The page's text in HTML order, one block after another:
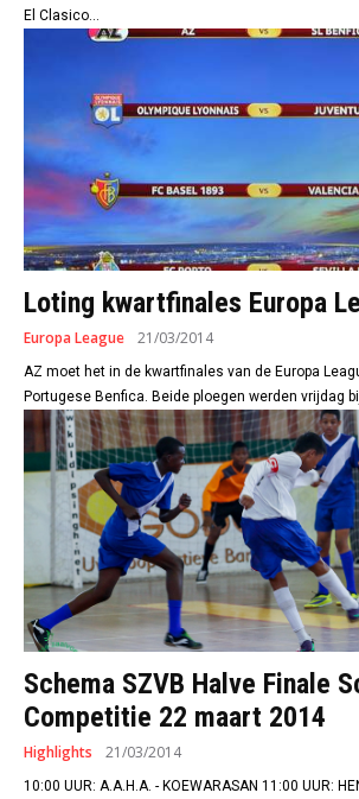
El Clasico...
Loting kwartfinales Europa
Europa League 21/03/2014
AZ moet het in de kwartfinales van de Europa
Portugese Benfica. Beide ploegen werden vrijdag
Schema SZVB Halve Finale
Competitie 22 maart 2014
Highlights 21/03/2014
10:00 UUR: A.A.H.A. - KOEWARASAN 11:00 UUR: HENDRIK - S.T.S. 2 12:15